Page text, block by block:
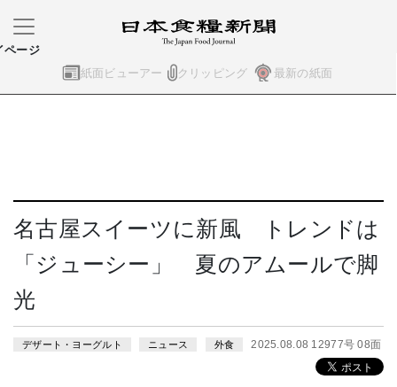
紙面ビューアー クリッピング 最新の紙面
ページ
名古屋スイーツに新風 トレンドは
「ジューシー」 夏のアムールで脚
光
デザート・ヨーグルト ニュース 外食 2025.08.08 12977号 08面